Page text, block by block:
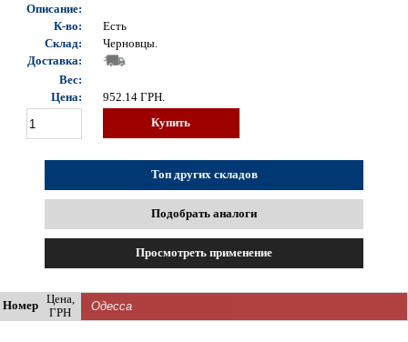
Описание:
К-во:
Есть
Склад:
Черновцы.
Доставка:
Вес:
Цена:
952.14 ГРН.
Купить
Топ других складов
Подобрать аналоги
Просмотреть применение
Номер
Цена,
ГРН